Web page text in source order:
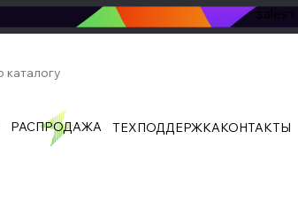
РАСПРОДАЖА ТЕХПОДДЕРЖКАКОНТАКТЫ